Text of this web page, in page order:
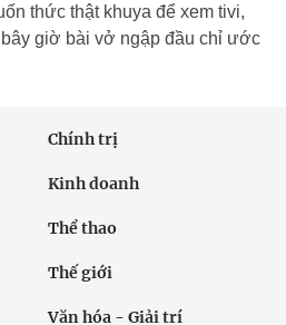
thức thật khuya để xem tivi,
giờ bài vở ngập đầu chỉ ước
Chính trị
Kinh doanh
Thể thao
Thế giới
Văn hóa - Giải trí